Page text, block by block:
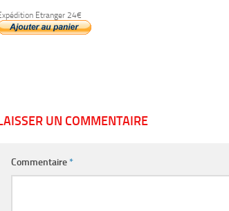
Etranger 24€
UN COMMENTAIRE
Commentaire*